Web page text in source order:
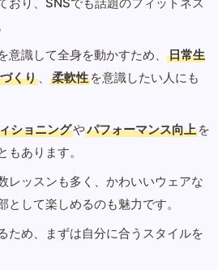
おり、SNSでも話題のフィットネス
識して全身を動かすため、
日常生
くり 、 柔軟性 を意識したい人にも
ショニングやパフォーマンス向上 を
もあります。
レッスンも多く、かわいいウェアな
として楽しめるのも魅力です。
ため、まずは自分に合うスタイルを